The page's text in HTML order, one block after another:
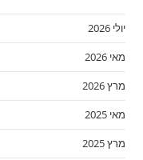
יולי 2026
מאי 2026
מרץ 2026
מאי 2025
מרץ 2025